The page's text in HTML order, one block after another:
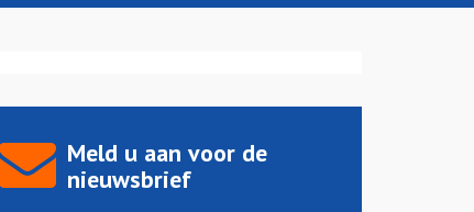
Meld u aan voor de
nieuwsbrief